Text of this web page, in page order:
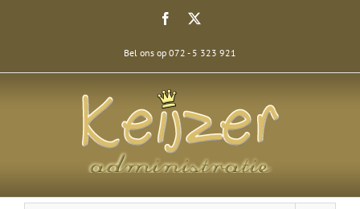
Facebook
Bel ons op 072 - 5 323 921